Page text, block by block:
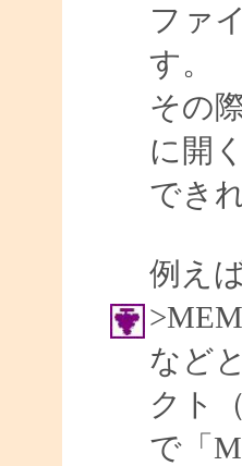
ファ
す。
その
に開
でき
例え
など
クト
で「